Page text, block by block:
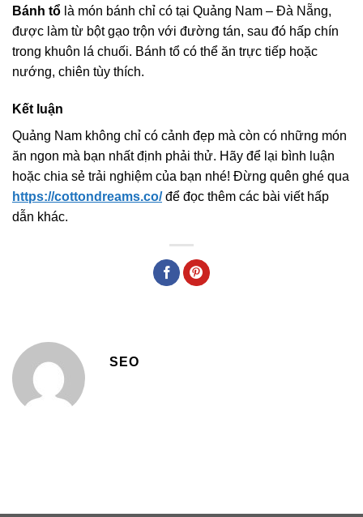
Bánh tổ là món bánh chỉ có tại Quảng Nam – Đà Nẵng,
được làm từ bột gạo trộn với đường tán, sau đó hấp chín
trong khuôn lá chuối. Bánh tổ có thể ăn trực tiếp hoặc
nướng, chiên tùy thích.
Kết luận
Quảng Nam không chỉ có cảnh đẹp mà còn có những món
ăn ngon mà bạn nhất định phải thử. Hãy để lại bình luận
hoặc chia sẻ trải nghiệm của bạn nhé! Đừng quên ghé qua
https://cottondreams.co/để đọc thêm các bài viết hấp
dẫn khác.
SEO